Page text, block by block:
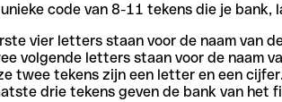
unieke code van 8-11 tekens die je
vier letters staan voor de naam van
volgende letters staan voor de naam
twee tekens zijn een letter en een
drie tekens geven de bank van het